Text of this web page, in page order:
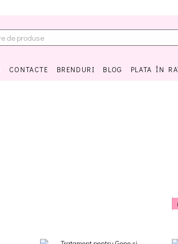
CONTACTE BRENDURI BLOG PLATA ÎN